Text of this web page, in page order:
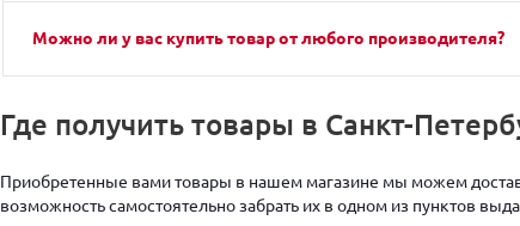
Можно ли у вас купить товар от любого производителя?
Где получить товары в Санкт-
Приобретенные вами товары в нашем магазине мы можем
возможность самостоятельно забрать их в одном из пунктов